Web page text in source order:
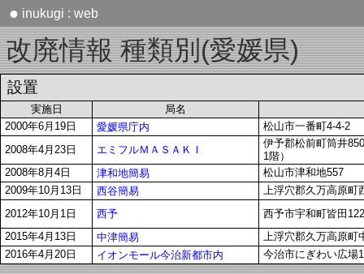
● inukugi : web
改廃情報 種類別(愛媛県)
設置
実施日
局名
2000年6月19日
愛媛県庁内
松山市一番町4-4-2
2008年4月23日
エミフルＭＡＳＡＫＩ
伊予郡松前町筒井
1階）
2008年8月4日
津和地簡易
松山市津和地557
2009年10月13日
西谷簡易
上浮穴郡久万高原町
2012年10月1日
西予
西予市宇和町皆田
2015年4月13日
中津簡易
上浮穴郡久万高原町
2016年4月20日
イオンモール今治新都市内 今治市にぎわい広場